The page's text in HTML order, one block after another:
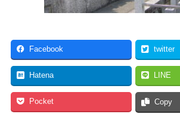
Facebook twitter
Hatena LINE
Pocket Copy